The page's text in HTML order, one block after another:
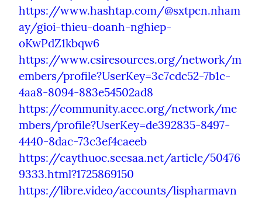
https://www.hashtap.com/@sxtpcn.nham
ay/gioi-thieu-doanh-nghiep-
oKwPdZ1kbqw6
https://www.csiresources.org/network/m
embers/profile?UserKey=3c7cdc52-7b1c-
4aa8-8094-883e54502ad8
https://community.acec.org/network/me
mbers/profile?UserKey=de392835-8497-
4440-8dac-73c3ef4caeeb
https://caythuoc.seesaa.net/article/50476
9333.html?1725869150
https://libre.video/accounts/lispharmavn